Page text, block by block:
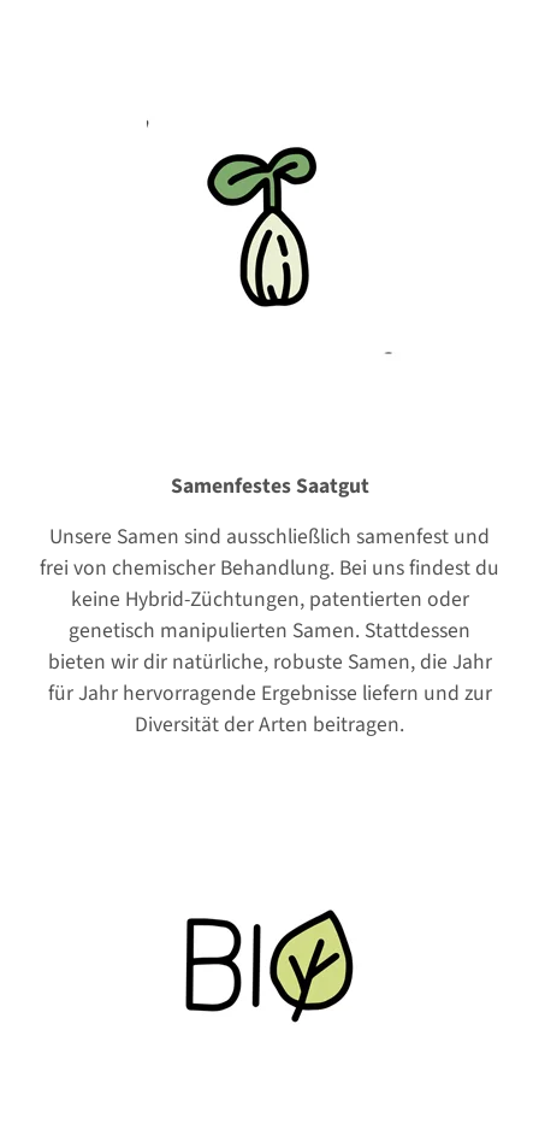
Samenfestes Saatgut
Unsere Samen sind ausschließlich samenfest und
frei von chemischer Behandlung. Bei uns findest du
keine Hybrid-Züchtungen, patentierten oder
genetisch manipulierten Samen. Stattdessen
bieten wir dir natürliche, robuste Samen, die Jahr
für Jahr hervorragende Ergebnisse liefern und zur
Diversität der Arten beitragen.